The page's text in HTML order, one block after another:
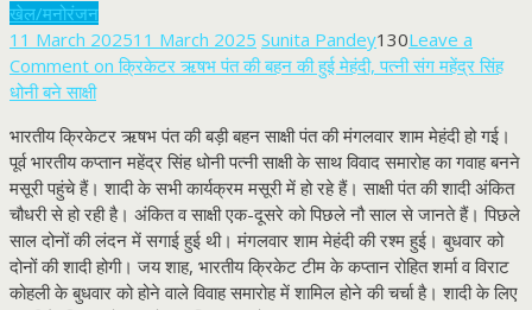
खेल/मनोरंजन
11 March 202511 March 2025 Sunita Pandey130Leave a
Comment on क्रिकेटर ऋषभ पंत की बहन की हुई मेहंदी, पत्नी संग महेंद्र सिंह
धोनी बने साक्षी
भारतीय क्रिकेटर ऋषभ पंत की बड़ी बहन साक्षी पंत की मंगलवार शाम मेहंदी हो गई।
पूर्व भारतीय कप्तान महेंद्र सिंह धोनी पत्नी साक्षी के साथ विवाद समारोह का गवाह बनने
मसूरी पहुंचे हैं। शादी के सभी कार्यक्रम मसूरी में हो रहे हैं। साक्षी पंत की शादी अंकित
चौधरी से हो रही है। अंकित व साक्षी एक-दूसरे को पिछले नौ साल से जानते हैं। पिछले
साल दोनों की लंदन में सगाई हुई थी। मंगलवार शाम मेहंदी की रश्म हुई। बुधवार को
दोनों की शादी होगी। जय शाह, भारतीय क्रिकेट टीम के कप्तान रोहित शर्मा व विराट
कोहली के बुधवार को होने वाले विवाह समारोह में शामिल होने की चर्चा है। शादी के लिए